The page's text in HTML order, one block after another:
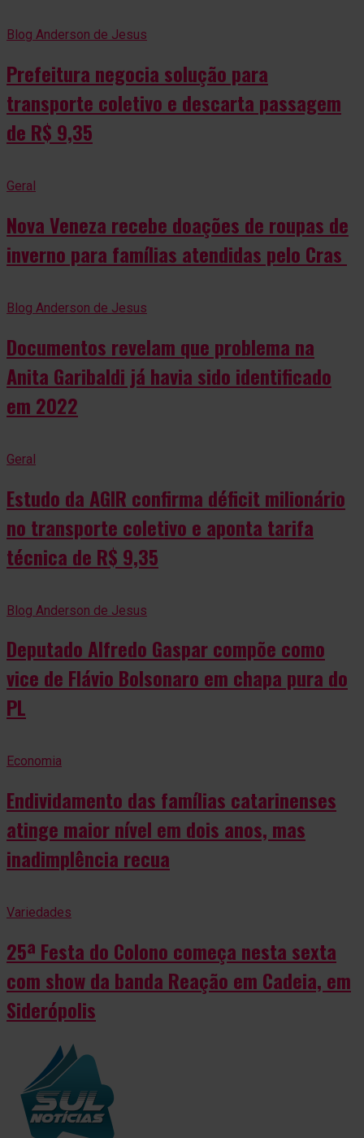
Blog Anderson de Jesus
Prefeitura negocia solução para
transporte coletivo e descarta passagem
de R$ 9,35
Geral
Nova Veneza recebe doações de roupas de
inverno para famílias atendidas pelo Cras
Blog Anderson de Jesus
Documentos revelam que problema na
Anita Garibaldi já havia sido identificado
em 2022
Geral
Estudo da AGIR confirma déficit milionário
no transporte coletivo e aponta tarifa
técnica de R$ 9,35
Blog Anderson de Jesus
Deputado Alfredo Gaspar compõe como
vice de Flávio Bolsonaro em chapa pura do
PL
Economia
Endividamento das famílias catarinenses
atinge maior nível em dois anos, mas
inadimplência recua
Variedades
25ª Festa do Colono começa nesta sexta
com show da banda Reação em Cadeia, em
Siderópolis